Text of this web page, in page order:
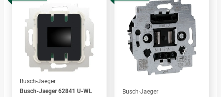
Busch-Jaeger
Busch-Jaeger 62841 U-WL
Busch-Jaeger